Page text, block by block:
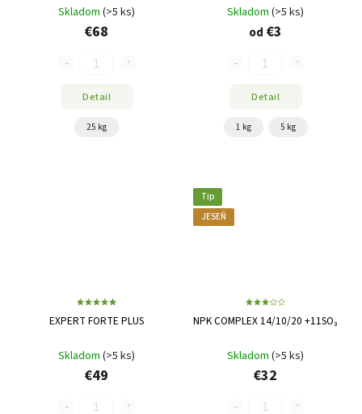
Skladom (>5 ks)
€68
Detail
25 kg
Skladom (>5 ks)
od €3
Detail
1 kg 5 kg
EXPERT FORTE PLUS
Skladom (>5 ks)
€49
Tip
JESEŇ
NPK COMPLEX 14/10/20 +11SO₃
Skladom (>5 ks)
€32